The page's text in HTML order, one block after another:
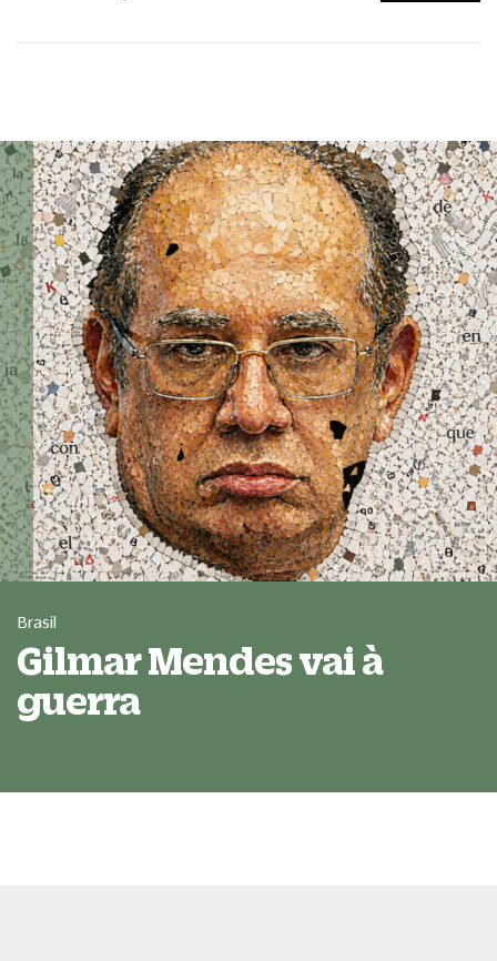
Brasil
Gilmar Mendes vai à
guerra